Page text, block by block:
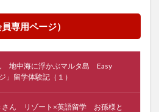
専用ページ）
地中海に浮かぶマルタ島 Easy
」留学体験記（１）
ん リゾート×英語留学 お孫様と